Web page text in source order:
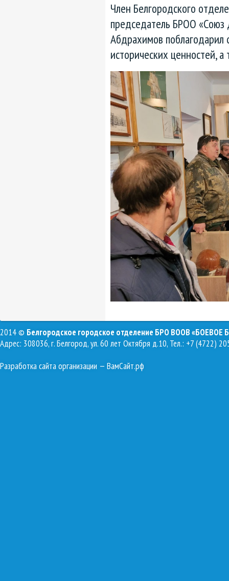
Член Белгородского
председатель БРОО «Союз
Абдрахимов поблагодарил
исторических ценностей,
2014 © Белгородское городское отделение БРО ВООВ «БОЕВОЕ
Адрес: 308036, г. Белгород, ул. 60 лет Октября д.10, Тел.: +7 (4722)
Разработка сайта организации — ВамСайт.рф